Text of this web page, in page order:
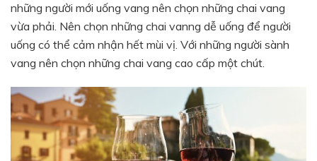
những người mới uống vang nên chọn những chai vang
vừa phải. Nên chọn những chai vanng dễ uống để người
uống có thể cảm nhận hết mùi vị. Với những người sành
vang nên chọn những chai vang cao cấp một chút.